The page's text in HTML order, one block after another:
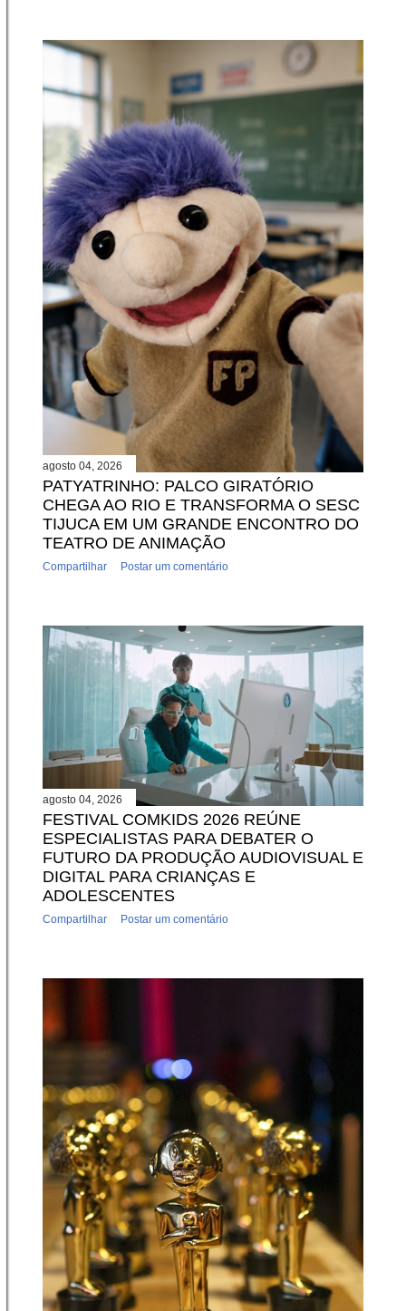
agosto 04, 2026
PATYATRINHO: PALCO GIRATÓRIO
CHEGA AO RIO E TRANSFORMA O SESC
TIJUCA EM UM GRANDE ENCONTRO DO
TEATRO DE ANIMAÇÃO
Compartilhar Postar um comentário
agosto 04, 2026
FESTIVAL COMKIDS 2026 REÚNE
ESPECIALISTAS PARA DEBATER O
FUTURO DA PRODUÇÃO AUDIOVISUAL E
DIGITAL PARA CRIANÇAS E
ADOLESCENTES
Compartilhar Postar um comentário